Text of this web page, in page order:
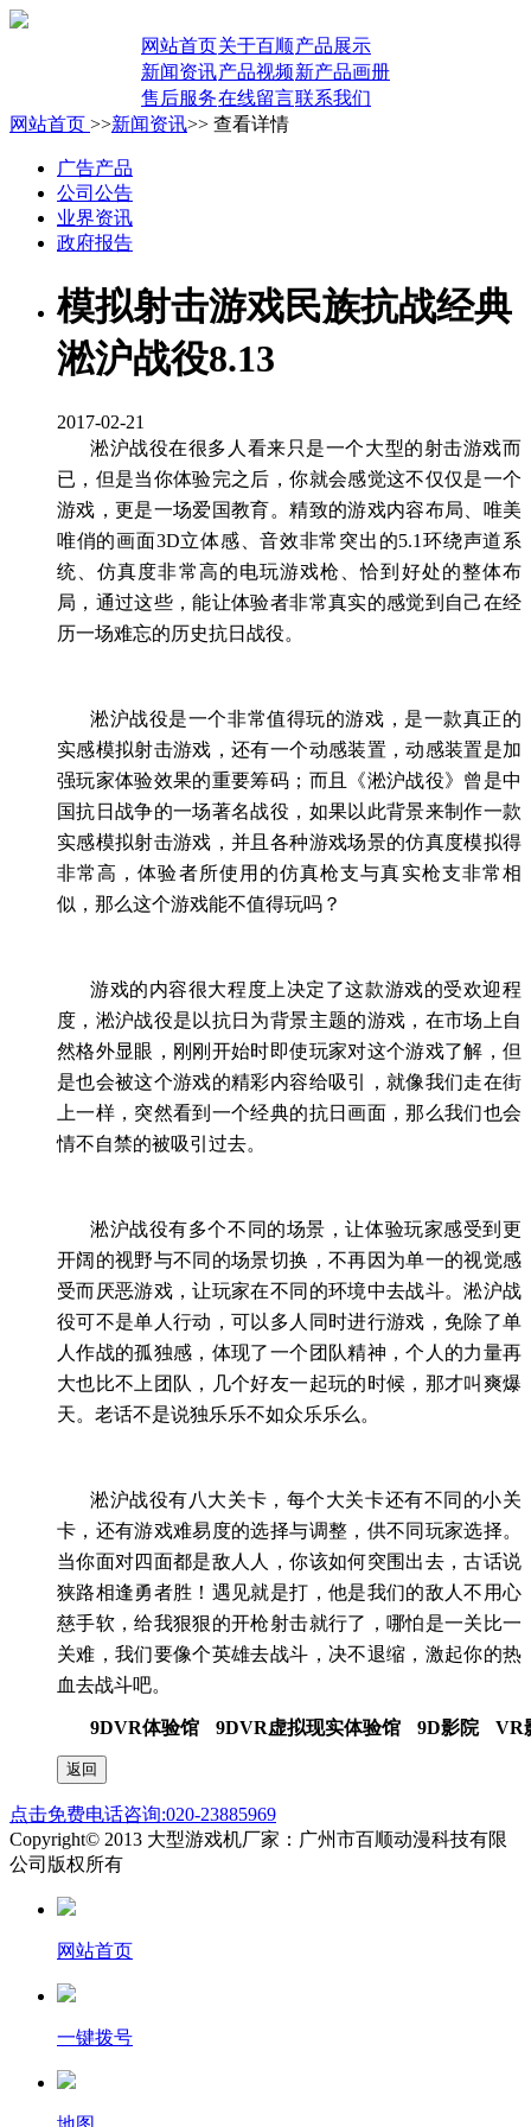
网站首页关于百顺产品展示
新闻资讯产品视频新产品画册
售后服务在线留言联系我们
网站首页 >>新闻资讯>> 查看详情
广告产品
公司公告
业界资讯
政府报告
模拟射击游戏民族抗战经典
淞沪战役8.13
2017-02-21
淞沪战役在很多人看来只是一个大型的射击游戏而
已，但是当你体验完之后，你就会感觉这不仅仅是一个
游戏，更是一场爱国教育。精致的游戏内容布局、唯美
唯俏的画面3D立体感、音效非常突出的5.1 环绕声道系
统、仿真度非常高的电玩游戏枪、恰到好处的整体布
局，通过这些，能让体验者非常真实的感觉到自己在经
历一场难忘的历史抗日战役。
淞沪战役是一个非常值得玩的游戏，是一款真正的
实感模拟射击游戏，还有一个动感装置，动感装置是加
强玩家体验效果的重要筹码；而且《淞沪战役》曾是中
国抗日战争的一场著名战役，如果以此背景来制作一款
实感模拟射击游戏，并且各种游戏场景的仿真度模拟得
非常高，体验者所使用的仿真枪支与真实枪支非常相
似，那么这个游戏能不值得玩吗？
游戏的内容很大程度上决定了这款游戏的受欢迎程
度，淞沪战役是以抗日为背景主题的游戏，在市场上自
然格外显眼，刚刚开始时即使玩家对这个游戏了解，但
是也会被这个游戏的精彩内容给吸引，就像我们走在街
上一样，突然看到一个经典的抗日画面，那么我们也会
情不自禁的被吸引过去。
淞沪战役有多个不同的场景，让体验玩家感受到更
开阔的视野与不同的场景切换，不再因为单一的视觉感
受而厌恶游戏，让玩家在不同的环境中去战斗。淞沪战
役可不是单人行动，可以多人同时进行游戏，免除了单
人作战的孤独感，体现了一个团队精神，个人的力量再
大也比不上团队，几个好友一起玩的时候，那才叫爽爆
天。老话不是说独乐乐不如众乐乐么。
淞沪战役有八大关卡，每个大关卡还有不同的小关
卡，还有游戏难易度的选择与调整，供不同玩家选择。
当你面对四面都是敌人人，你该如何突围出去，古话说
狭路相逢勇者胜！遇见就是打，他是我们的敌人不用心
慈手软，给我狠狠的开枪射击就行了，哪怕是一关比一
关难，我们要像个英雄去战斗，决不退缩，激起你的热
血去战斗吧。
9DVR体验馆 9DVR虚拟现实体验馆 9D影院 VR
点击免费电话咨询:020-23885969
Copyright© 2013 大型游戏机厂家：广州市百顺动漫科技有限
公司版权所有
网站首页
一键拨号